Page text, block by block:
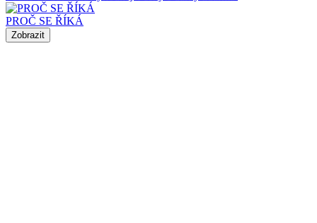
PROČ SE ŘÍKÁ
Zobrazit